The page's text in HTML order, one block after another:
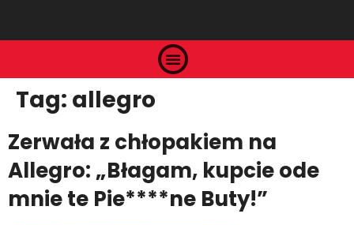
Tag: allegro
Zerwała z chłopakiem na
Allegro: „Błagam, kupcie ode
mnie te Pie****ne Buty!”